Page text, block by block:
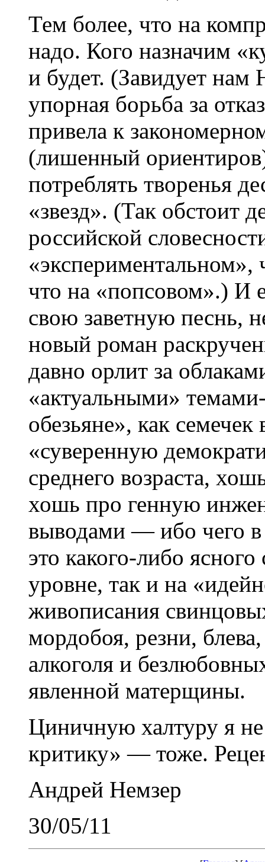
Тем более, что на
надо. Кого назначим
и будет. (Завидует
упорная борьба за
привела к
(лишенный
потреблять творенья
«звезд». (Так обстоит
российской
«экспериментальном»,
что на «попсовом».) И
свою заветную песнь,
новый роман
давно орлит за
«актуальными»
обезьяне», как
«суверенную
среднего возраста,
хошь про генную
выводами — ибо чего в
это какого-либо
уровне, так и на
живописания
мордобоя, резни,
алкоголя и
явленной матерщины.
Циничную халтуру я
критику» — тоже.
Андрей Немзер
30/05/11